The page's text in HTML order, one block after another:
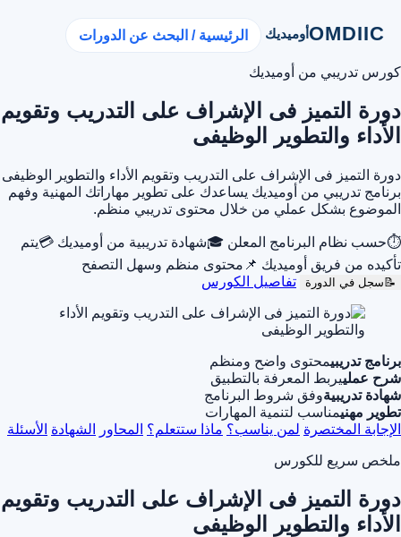
OMDIICأوميديك الرئيسية / البحث عن الدورات
كورس تدريبي من أوميديك
دورة التميز فى الإشراف على التدريب وتقويم
الأداء والتطوير الوظيفى
دورة التميز فى الإشراف على التدريب وتقويم الأداء والتطوير الوظيفى
برنامج تدريبي من أوميديك يساعدك على تطوير مهاراتك المهنية وفهم
الموضوع بشكل عملي من خلال محتوى تدريبي منظم.
⏱حسب نظام البرنامج المعلن 🎓شهادة تدريبية من أوميديك 💳يتم
تأكيده من فريق أوميديك 📌 محتوى منظم وسهل التصفح
📝 سجل في الدورة تفاصيل الكورس
برنامج تدريبيمحتوى واضح ومنظم
شرح عملييربط المعرفة بالتطبيق
شهادة تدريبيةوفق شروط البرنامج
تطوير مهنيمناسب لتنمية المهارات
الإجابة المختصرة لمن يناسب؟ ماذا ستتعلم؟ المحاور الشهادة الأسئلة
ملخص سريع للكورس
دورة التميز فى الإشراف على التدريب وتقويم
الأداء والتطوير الوظيفى